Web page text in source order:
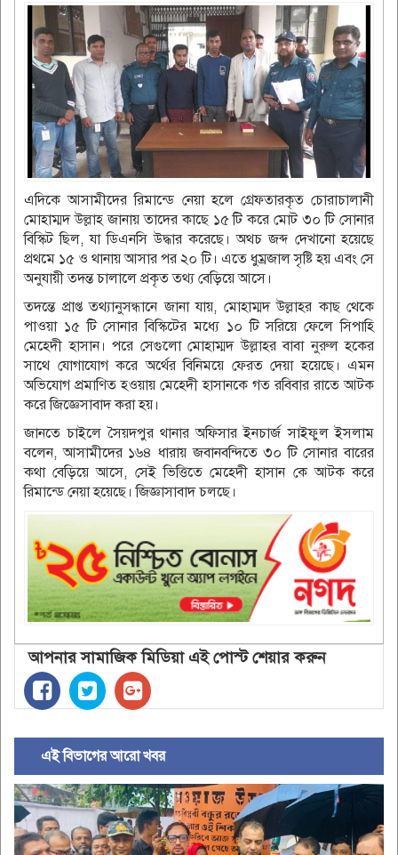
এদিকে আসামীদের রিমান্ডে নেয়া হলে গ্রেফতারকৃত চোরাচালানী
মোহাম্মদ উল্লাহ জানায় তাদের কাছে ১৫ টি করে মোট ৩০ টি সোনার
বিস্কিট ছিল, যা ডিএনসি উদ্ধার করেছে। অথচ জব্দ দেখানো হয়েছে
প্রথমে ১৫ ও থানায় আসার পর ২০ টি। এতে ধুম্রজাল সৃষ্টি হয় এবং সে
অনুযায়ী তদন্ত চালালে প্রকৃত তথ্য বেড়িয়ে আসে।
তদন্তে প্রাপ্ত তথ্যানুসন্ধানে জানা যায়, মোহাম্মদ উল্লাহর কাছ থেকে
পাওয়া ১৫ টি সোনার বিস্কিটের মধ্যে ১০ টি সরিয়ে ফেলে সিপাহি
মেহেদী হাসান। পরে সেগুলো মোহাম্মদ উল্লাহর বাবা নুরুল হকের
সাথে যোগাযোগ করে অর্থের বিনিময়ে ফেরত দেয়া হয়েছে। এমন
অভিযোগ প্রমাণিত হওয়ায় মেহেদী হাসানকে গত রবিবার রাতে আটক
করে জিজ্ঞেসাবাদ করা হয়।
জানতে চাইলে সৈয়দপুর থানার অফিসার ইনচার্জ সাইফুল ইসলাম
বলেন, আসামীদের ১৬৪ ধারায় জবানবন্দিতে ৩০ টি সোনার বারের
কথা বেড়িয়ে আসে, সেই ভিত্তিতে মেহেদী হাসান কে আটক করে
রিমান্ডে নেয়া হয়েছে। জিজ্ঞাসাবাদ চলছে।
আপনার সামাজিক মিডিয়া এই পোস্ট শেয়ার করুন
এই বিভাগের আরো খবর